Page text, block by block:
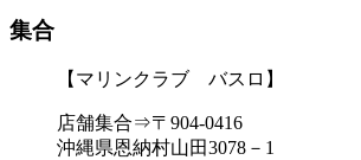
集合
【マリンクラブ バスロ】
店舗集合⇒〒904-0416
沖縄県恩納村山田3078－1